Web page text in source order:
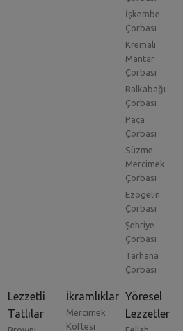
İşkembe
Çorbası
Kremalı
Mantar
Çorbası
Balkabağı
Çorbası
Paça
Çorbası
Süzme
Mercimek
Çorbası
Ezogelin
Çorbası
Şehriye
Çorbası
Tarhana
Çorbası
Lezzetli
Tatlılar
İkramlıklar
Mercimek
Köftesi
Yöresel
Lezzetler